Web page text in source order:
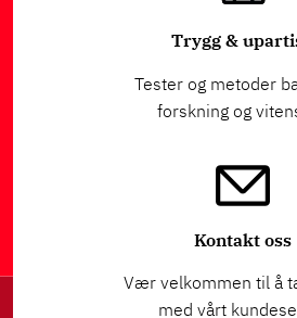
Trygg &
Tester og metoder
forskning og
Kontakt oss
Vær velkommen til å
med vårt